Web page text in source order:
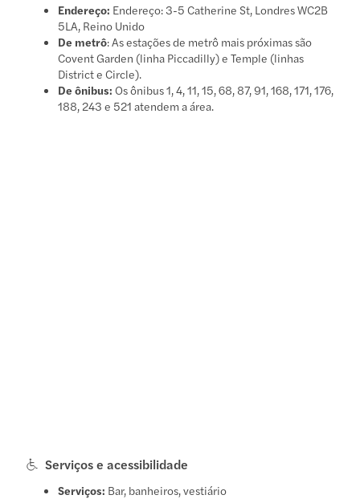
Endereço: Endereço: 3-5 Catherine St, Londres WC2B
5LA, Reino Unido
De metrô: As estações de metrô mais próximas são
Covent Garden (linha Piccadilly) e Temple (linhas
District e Circle).
De ônibus: Os ônibus 1, 4, 11, 15, 68, 87, 91, 168, 171, 176,
188, 243 e 521 atendem a área.
Serviços e acessibilidade
Serviços: Bar, banheiros, vestiário